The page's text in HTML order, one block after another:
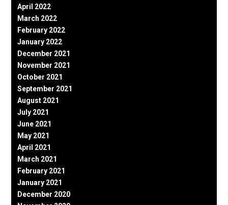
April 2022
March 2022
February 2022
January 2022
December 2021
November 2021
October 2021
September 2021
August 2021
July 2021
June 2021
May 2021
April 2021
March 2021
February 2021
January 2021
December 2020